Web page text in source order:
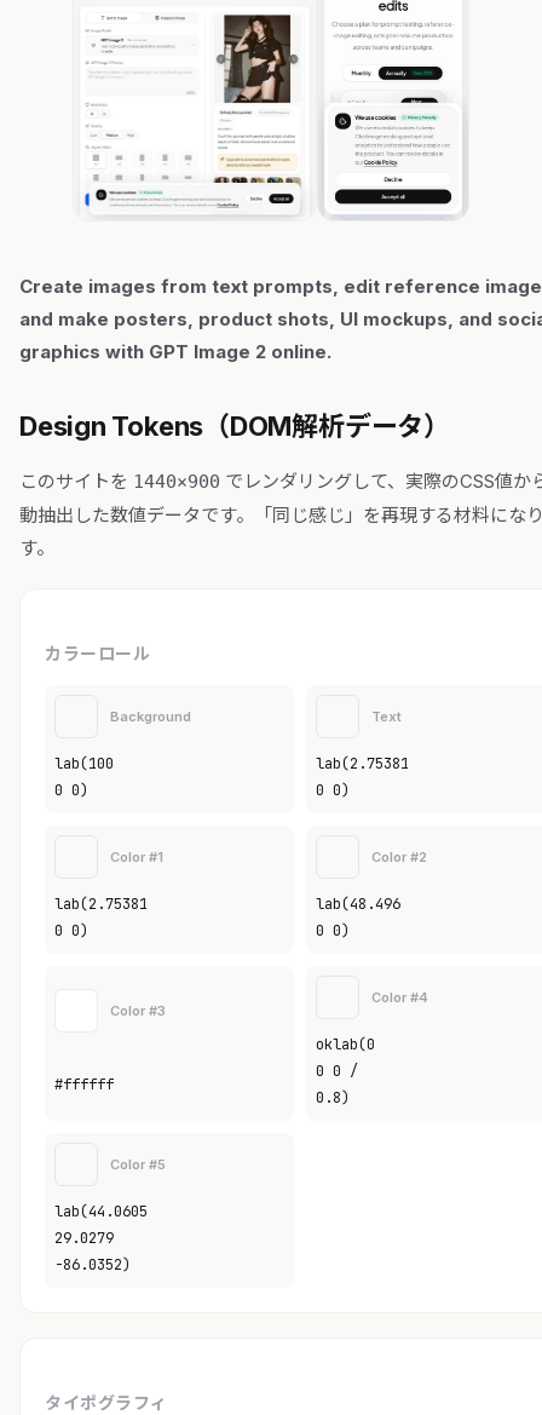
Create images from text prompts, edit reference
and make posters, product shots, UI mockups, and
graphics with GPT Image 2 online.
Design Tokens（DOM解析データ）
このサイトを 1440×900 でレンダリングして、実際のCSS値か
動抽出した数値データです。「同じ感じ」を再現する材料にな
す。
カラーロール
Background
lab(100
0 0)
Text
lab(2.75381
0 0)
Color #1
lab(2.75381
0 0)
Color #2
lab(48.496
0 0)
Color #3
#ffffff
Color #4
oklab(0
0 0 /
0.8)
Color #5
lab(44.0605
29.0279
-86.0352)
タイポグラフィ